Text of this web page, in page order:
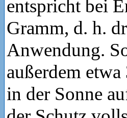
entspricht bei
Gramm, d. h.
Anwendung.
außerdem
in der Sonne